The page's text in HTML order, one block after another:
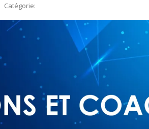
Catégorie: